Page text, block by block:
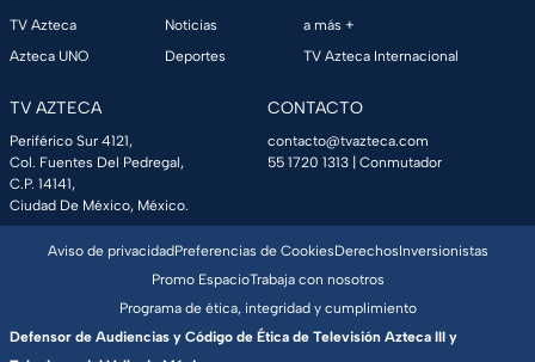
TV Azteca
Azteca UNO
Noticias
Deportes
a más +
TV Azteca Internacional
TV AZTECA
Periférico Sur 4121,
Col. Fuentes Del Pedregal,
C.P. 14141,
Ciudad De México, México.
CONTACTO
contacto@tvazteca.com
55 1720 1313 | Conmutador
Aviso de privacidadPreferencias de CookiesDerechosInversionistas
Promo EspacioTrabaja con nosotros
Programa de ética, integridad y cumplimiento
Defensor de Audiencias y Código de Ética de Televisión Azteca III y